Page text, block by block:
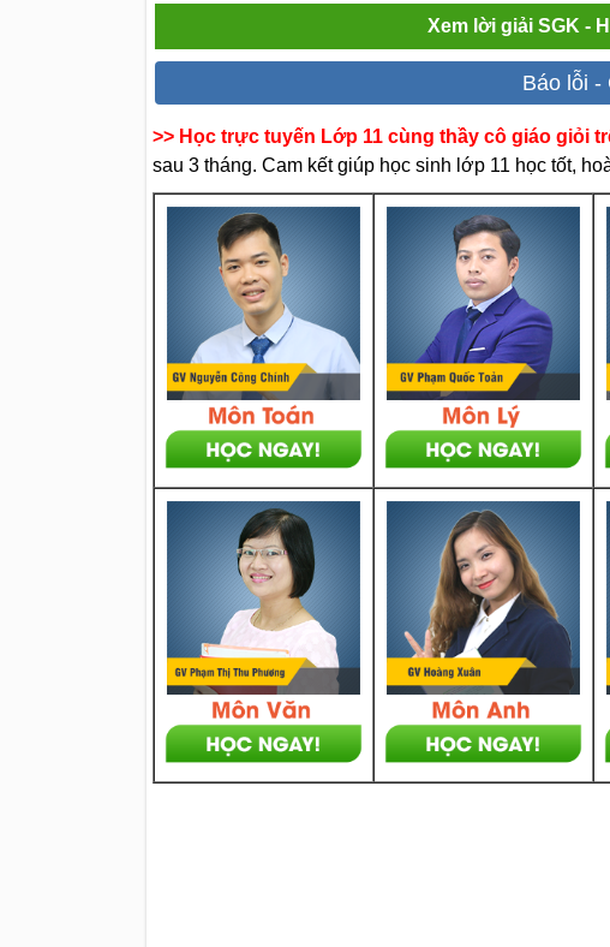
Xem lời giải SGK -
Báo lỗi -
>> Học trực tuyến Lớp 11 cùng thầy cô giáo giỏi
sau 3 tháng. Cam kết giúp học sinh lớp 11 học tốt,